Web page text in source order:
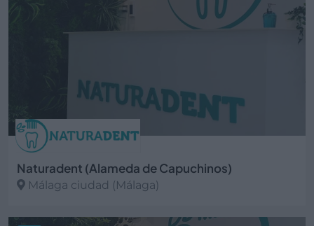
Naturadent (Alameda de Capuchinos)
Málaga ciudad (Málaga)
Ver más